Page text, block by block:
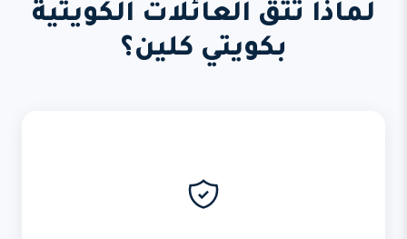
لماذا تثق العائلات الكويتية
بكويتي كلين؟